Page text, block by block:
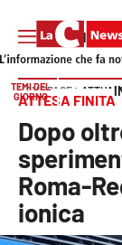
SEZIONI
Cronaca
Politica
Vai
TEMI DEL
GIORNO
HOME PAGE
ATTESA FINITA
Dopo
Roma-
ionica